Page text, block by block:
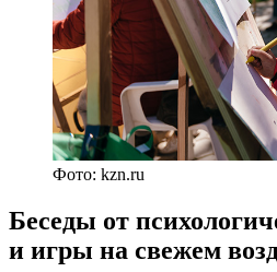
Фото: kzn.ru
Беседы от
и игры на свежем